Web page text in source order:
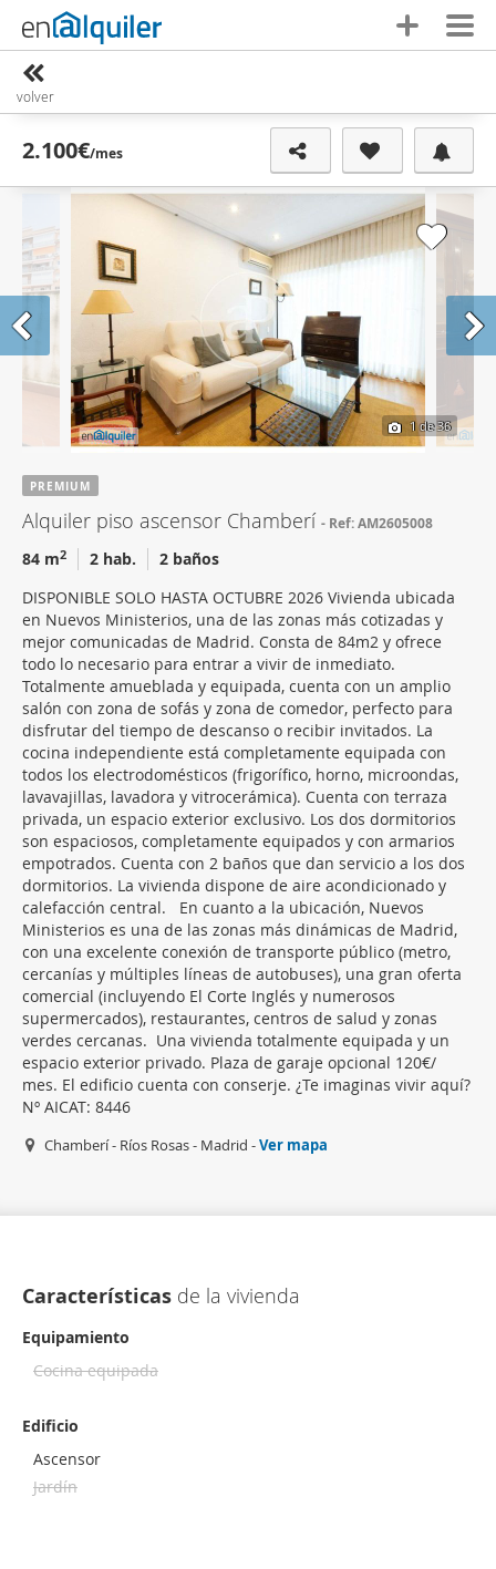
volver
2.100€/mes
1de 36
PREMIUM
Alquiler piso ascensor Chamberí Ref: AM2605008
84 m2 2 hab.
2 baños
DISPONIBLE SOLO HASTA OCTUBRE 2026 Vivienda ubicada
en Nuevos Ministerios, una de las zonas más cotizadas y
mejor comunicadas de Madrid. Consta de 84m2 y ofrece
todo lo necesario para entrar a vivir de inmediato.
Totalmente amueblada y equipada, cuenta con un amplio
salón con zona de sofás y zona de comedor, perfecto para
disfrutar del tiempo de descanso o recibir invitados. La
cocina independiente está completamente equipada con
todos los electrodomésticos (frigorífico, horno, microondas,
lavavajillas, lavadora y vitrocerámica). Cuenta con terraza
privada, un espacio exterior exclusivo. Los dos dormitorios
son espaciosos, completamente equipados y con armarios
empotrados. Cuenta con 2 baños que dan servicio a los dos
dormitorios. La vivienda dispone de aire acondicionado y
calefacción central. En cuanto a la ubicación, Nuevos
Ministerios es una de las zonas más dinámicas de Madrid,
con una excelente conexión de transporte público (metro,
cercanías y múltiples líneas de autobuses), una gran oferta
comercial (incluyendo El Corte Inglés y numerosos
supermercados), restaurantes, centros de salud y zonas
verdes cercanas. Una vivienda totalmente equipada y un
espacio exterior privado. Plaza de garaje opcional 120€/
mes. El edificio cuenta con conserje. ¿Te imaginas vivir aquí?
Nº AICAT: 8446
Chamberí - Ríos Rosas - Madrid -Ver mapa
Características de la vivienda
Equipamiento
Cocina equipada
Edificio
Ascensor
Jardín